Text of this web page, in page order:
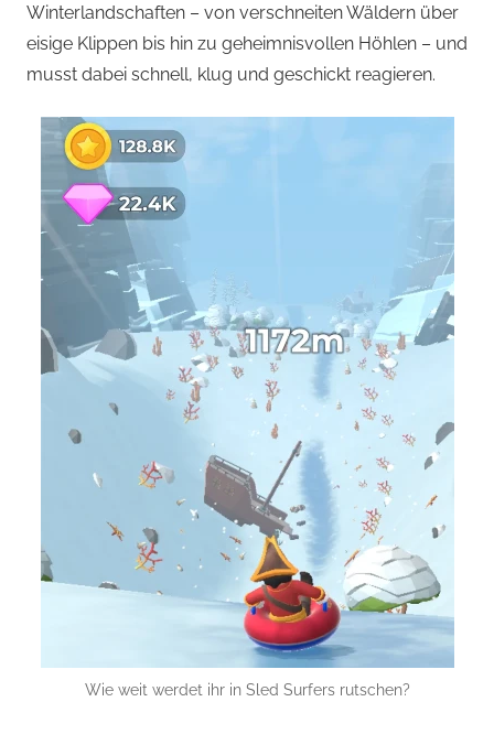
Winterlandschaften – von verschneiten Wäldern über
eisige Klippen bis hin zu geheimnisvollen Höhlen – und
musst dabei schnell, klug und geschickt reagieren.
Wie weit werdet ihr in Sled Surfers rutschen?